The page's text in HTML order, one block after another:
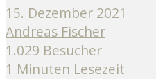
15. Dezember 2021
Andreas Fischer
1.029 Besucher
1 Minuten Lesezeit